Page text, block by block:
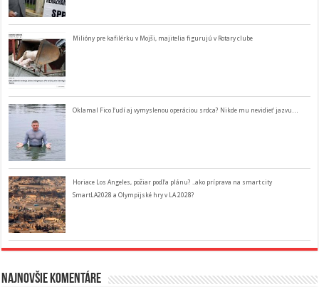
Milióny pre kafilérku v Mojši, majitelia figurujú v Rotary clube
Oklamal Fico ľudí aj vymyslenou operáciou srdca? Nikde mu nevidieť jazvu…
Horiace Los Angeles, požiar podľa plánu? ..ako príprava na smart city
SmartLA2028 a Olympijské hry v LA 2028?
Najnovšie komentáre